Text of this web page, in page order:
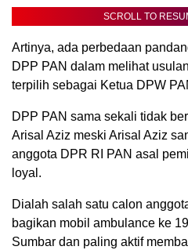
SCROLL TO
Artinya, ada perbedaan
DPP PAN dalam melihat
terpilih sebagai Ketua DPW
DPP PAN sama sekali tidak
Arisal Aziz meski Arisal Aziz
anggota DPR RI PAN asal
loyal.
Dialah salah satu calon
bagikan mobil ambulance ke
Sumbar dan paling aktif